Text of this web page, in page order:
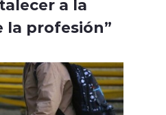
la profesión”